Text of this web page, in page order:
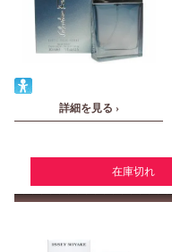
詳細を見る ›
在庫切れ